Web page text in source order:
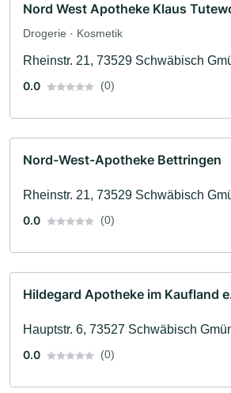
Nord West Apotheke Klaus
Drogerie · Kosmetik
Rheinstr. 21, 73529 Schwäbisch
0.0
(0)
Nord-West-Apotheke Bettringen
Rheinstr. 21, 73529 Schwäbisch
0.0
(0)
Hildegard Apotheke im Kaufland
Hauptstr. 6, 73527 Schwäbisch
0.0
(0)